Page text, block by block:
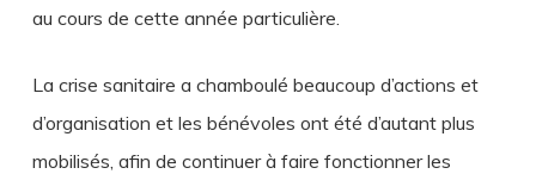
au cours de cette année particulière.
La crise sanitaire a chamboulé beaucoup d’actions et
d’organisation et les bénévoles ont été d’autant plus
mobilisés, afin de continuer à faire fonctionner les